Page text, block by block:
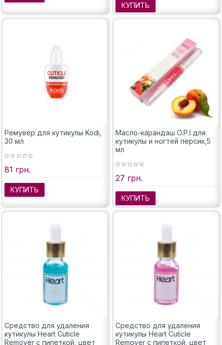
КУПИТЬ
Ремувер для кутикулы Kodi,
30 мл
81 грн.
КУПИТЬ
Масло-карандаш O.P.I для
кутикулы и ногтей персик,5
мл
27 грн.
КУПИТЬ
Средство для удаления
кутикулы Heart Cuticle
Remover с пипеткой, цвет
Средство для удаления
кутикулы Heart Cuticle
Remover с пипеткой, цвет